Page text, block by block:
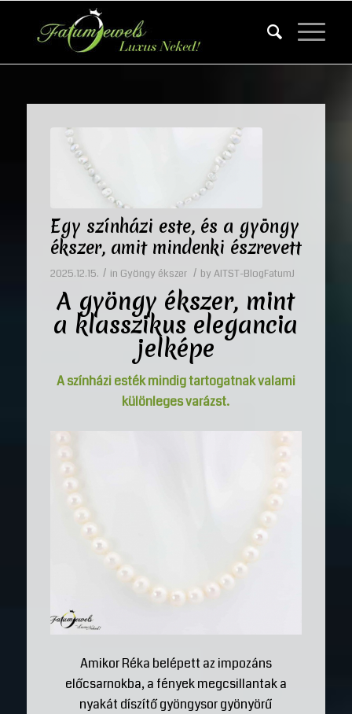
Egy színházi este, és a gyöngy
ékszer, amit mindenki észrevett
2025.12.15. / in Gyöngy ékszer / by AITST-BlogFatumJ
A gyöngy ékszer, mint
a klasszikus elegancia
jelképe
A színházi esték mindig tartogatnak valami
különleges varázst.
Amikor Réka belépett az impozáns
előcsarnokba, a fények megcsillantak a
nyakát díszítő gyöngysor gyönyörű